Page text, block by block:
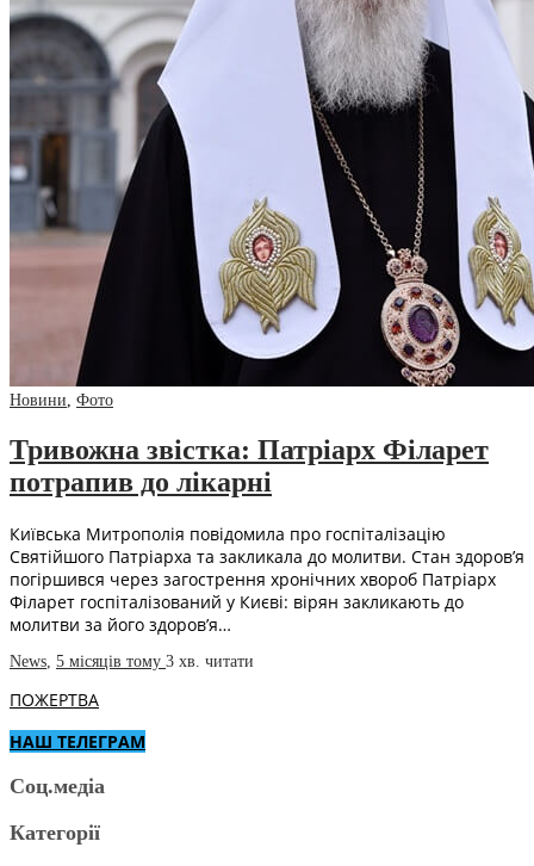
Новини, Фото
Тривожна звістка: Патріарх Філарет
потрапив до лікарні
Київська Митрополія повідомила про госпіталізацію
Святійшого Патріарха та закликала до молитви. Стан здоров’я
погіршився через загострення хронічних хвороб Патріарх
Філарет госпіталізований у Києві: вірян закликають до
молитви за його здоров’я…
News, 5 місяців тому 3 хв. читати
ПОЖЕРТВА
НАШ ТЕЛЕГРАМ
Соц.медіа
Категорії